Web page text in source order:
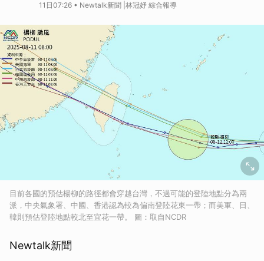
11日07:26 • Newtalk新聞 |林冠妤 綜合報導
目前各國的預估楊柳的路徑都會穿越台灣，不過可能的登陸地點分為兩
派，中央氣象署、中國、香港認為較為偏南登陸花東一帶；而美軍、日、
韓則預估登陸地點較北至宜花一帶。 圖：取自NCDR
Newtalk新聞